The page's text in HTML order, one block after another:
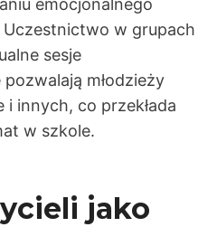
emocjonalnego
w grupach
sesje
młodzieży
i innych, co przekłada
w szkole.
jako